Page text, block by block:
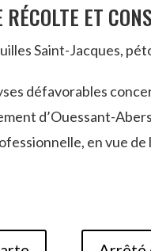
ET
Saint-Jacques,
défavorables
d’Ouessant-
en vue